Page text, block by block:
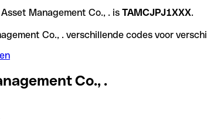
Management Co., . is TAMCJPJ1XXX.
Co., . verschillende codes voor
Co., .